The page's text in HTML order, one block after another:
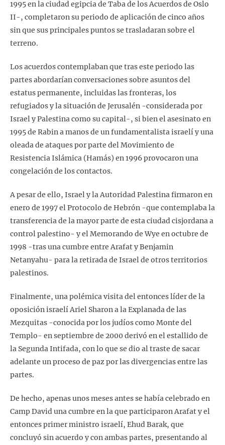
1995 en la ciudad egipcia de Taba de los Acuerdos de Oslo
II-, completaron su periodo de aplicación de cinco años
sin que sus principales puntos se trasladaran sobre el
terreno.
Los acuerdos contemplaban que tras este periodo las
partes abordarían conversaciones sobre asuntos del
estatus permanente, incluidas las fronteras, los
refugiados y la situación de Jerusalén -considerada por
Israel y Palestina como su capital-, si bien el asesinato en
1995 de Rabin a manos de un fundamentalista israelí y una
oleada de ataques por parte del Movimiento de
Resistencia Islámica (Hamás) en 1996 provocaron una
congelación de los contactos.
A pesar de ello, Israel y la Autoridad Palestina firmaron en
enero de 1997 el Protocolo de Hebrón -que contemplaba la
transferencia de la mayor parte de esta ciudad cisjordana a
control palestino- y el Memorando de Wye en octubre de
1998 -tras una cumbre entre Arafat y Benjamin
Netanyahu- para la retirada de Israel de otros territorios
palestinos.
Finalmente, una polémica visita del entonces líder de la
oposición israelí Ariel Sharon a la Explanada de las
Mezquitas -conocida por los judíos como Monte del
Templo- en septiembre de 2000 derivó en el estallido de
la Segunda Intifada, con lo que se dio al traste de sacar
adelante un proceso de paz por las divergencias entre las
partes.
De hecho, apenas unos meses antes se había celebrado en
Camp David una cumbre en la que participaron Arafat y el
entonces primer ministro israelí, Ehud Barak, que
concluyó sin acuerdo y con ambas partes, presentando al